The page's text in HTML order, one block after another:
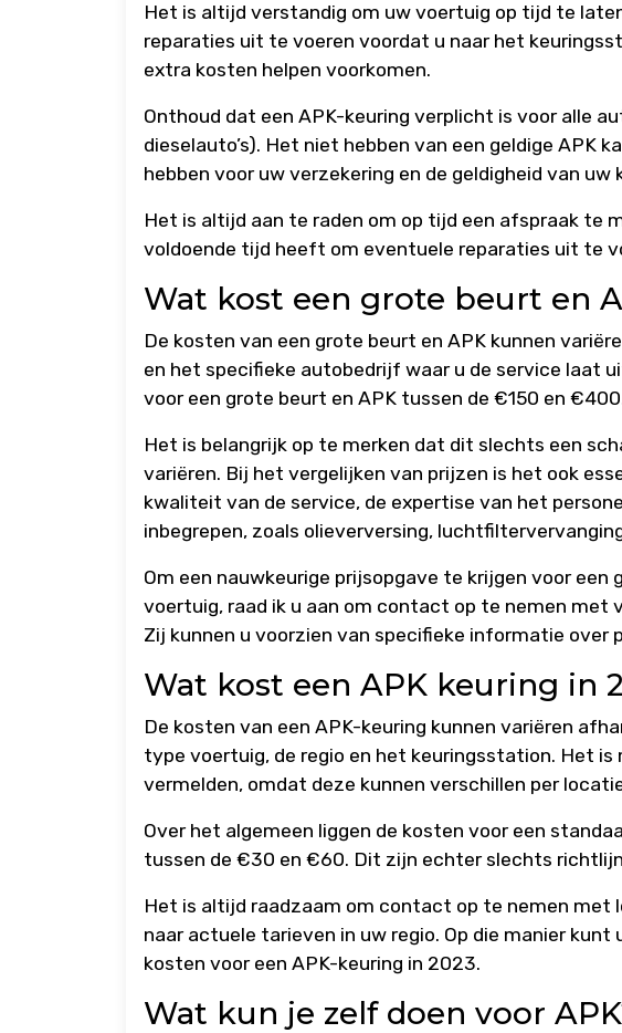
Het is altijd verstandig om uw voertuig op tijd te
reparaties uit te voeren voordat u naar het
extra kosten helpen voorkomen.
Onthoud dat een APK-keuring verplicht is voor alle
dieselauto’s). Het niet hebben van een geldige APK
hebben voor uw verzekering en de geldigheid van uw
Het is altijd aan te raden om op tijd een afspraak te
voldoende tijd heeft om eventuele reparaties uit te
Wat kost een grote beurt en
De kosten van een grote beurt en APK kunnen
en het specifieke autobedrijf waar u de service laat
voor een grote beurt en APK tussen de €150 en
Het is belangrijk op te merken dat dit slechts een
variëren. Bij het vergelijken van prijzen is het ook
kwaliteit van de service, de expertise van het
inbegrepen, zoals olieverversing,
Om een nauwkeurige prijsopgave te krijgen voor een
voertuig, raad ik u aan om contact op te nemen met
Zij kunnen u voorzien van specifieke informatie over
Wat kost een APK keuring in
De kosten van een APK-keuring kunnen variëren
type voertuig, de regio en het keuringsstation. Het
vermelden, omdat deze kunnen verschillen per
Over het algemeen liggen de kosten voor een
tussen de €30 en €60. Dit zijn echter slechts
Het is altijd raadzaam om contact op te nemen met
naar actuele tarieven in uw regio. Op die manier
kosten voor een APK-keuring in 2023.
Wat kun je zelf doen voor